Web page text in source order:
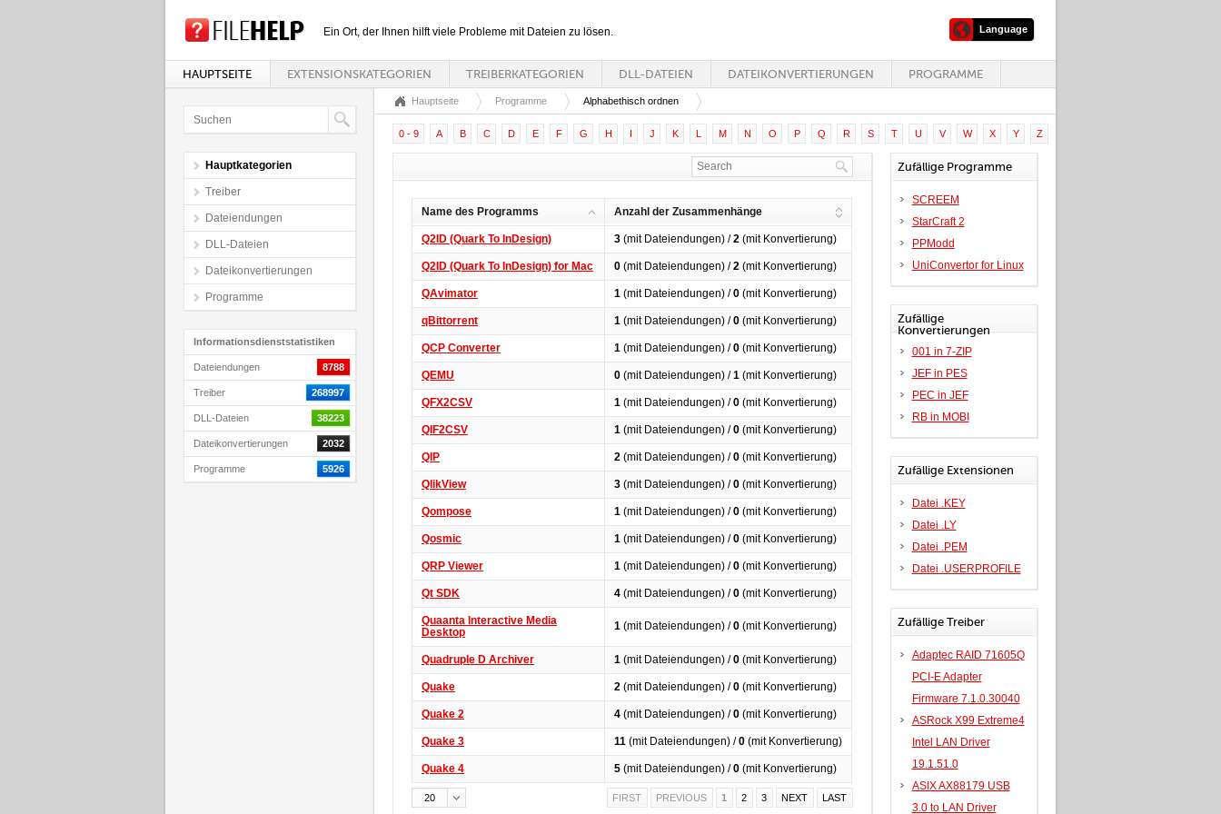
Ein Ort, der Ihnen hilft viele Probleme mit Dateien zu lösen. Language
HAUPTSEITE EXTENSIONSKATEGORIEN TREIBERKATEGORIEN DLL-DATEIEN DATEIKONVERTIERUNGEN PROGRAMME
Hauptkategorien
Treiber
Dateiendungen
DLL-Dateien
Dateikonvertierungen
Programme
Informationsdienststatistiken
Dateiendungen 8788
Treiber 268997
DLL-Dateien 38223
Dateikonvertierungen 2032
Programme 5926
Hauptseite Programme Alphabethisch ordnen
0 - 9 A B C D E F G H I J K L M N O P Q R S T U V W X Y Z
Name des Programms Anzahl der Zusammenhänge
Q2ID (Quark To InDesign) 3 (mit Dateiendungen) /2 (mit Konvertierung)
Q2ID (Quark To InDesign) for Mac 0 (mit Dateiendungen) /2 (mit Konvertierung)
QAvimator 1 (mit Dateiendungen) /0 (mit Konvertierung)
qBittorrent 1 (mit Dateiendungen) /0 (mit Konvertierung)
QCP Converter 1 (mit Dateiendungen) /0 (mit Konvertierung)
QEMU 0 (mit Dateiendungen) /1 (mit Konvertierung)
QFX2CSV 1 (mit Dateiendungen) /0 (mit Konvertierung)
QIF2CSV 1 (mit Dateiendungen) /0 (mit Konvertierung)
QIP 2 (mit Dateiendungen) /0 (mit Konvertierung)
QlikView 3 (mit Dateiendungen) /0 (mit Konvertierung)
Qompose 1 (mit Dateiendungen) /0 (mit Konvertierung)
Qosmic 1 (mit Dateiendungen) /0 (mit Konvertierung)
QRP Viewer 1 (mit Dateiendungen) /0 (mit Konvertierung)
Qt SDK 4 (mit Dateiendungen) /0 (mit Konvertierung)
Quaanta Interactive Media
Desktop
1 (mit Dateiendungen) /0 (mit Konvertierung)
Quadruple D Archiver 1 (mit Dateiendungen) /0 (mit Konvertierung)
Quake 2 (mit Dateiendungen) /0 (mit Konvertierung)
Quake 2 4 (mit Dateiendungen) /0 (mit Konvertierung)
Quake 3 11 (mit Dateiendungen) /0 (mit Konvertierung)
Quake 4 5 (mit Dateiendungen) /0 (mit Konvertierung)
FIRST PREVIOUS 1 2 3 NEXT LAST
20
Zufällige Programme
SCREEM
StarCraft 2
PPModd
UniConvertor for Linux
Zufällige
Konvertierungen
001 in 7-ZIP
JEF in PES
PEC in JEF
RB in MOBI
Zufällige Extensionen
Datei .KEY
Datei .LY
Datei .PEM
Datei .USERPROFILE
Zufällige Treiber
Adaptec RAID 71605Q
PCI-E Adapter
Firmware 7.1.0.30040
ASRock X99 Extreme4
Intel LAN Driver
19.1.51.0
ASIX AX88179 USB
3.0 to LAN Driver